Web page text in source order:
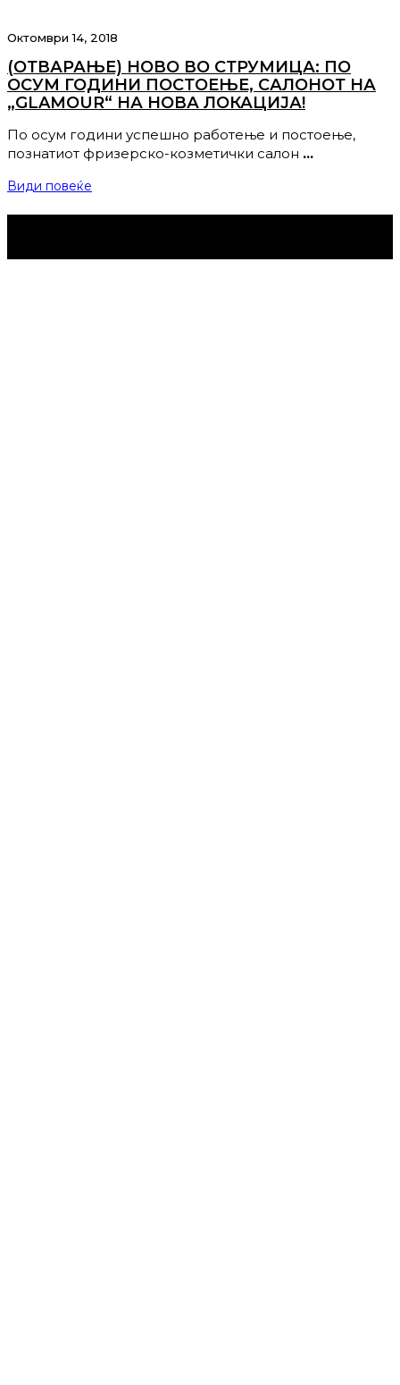
Октомври 14, 2018
(ОТВАРАЊЕ) НОВО ВО СТРУМИЦА: ПО
ОСУМ ГОДИНИ ПОСТОЕЊЕ, САЛОНОТ НА
„GLAMOUR“ НА НОВА ЛОКАЦИЈА!
По осум години успешно работење и постоење,
познатиот фризерско-козметички салон …
Види повеќе